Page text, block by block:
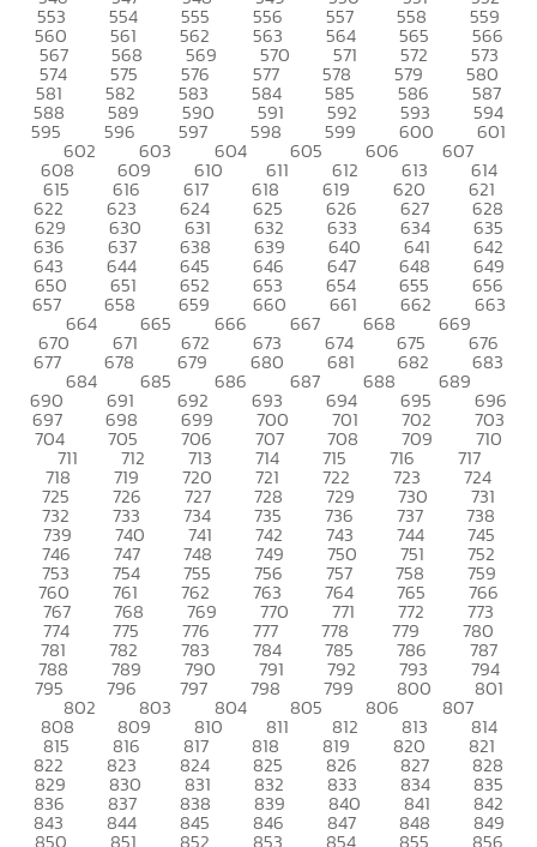
553 554 555 556 557 558 559
560 561 562 563 564 565 566
567 568 569 570 571 572 573
574 575 576 577 578 579 580
581 582 583 584 585 586 587
588 589 590 591 592 593 594
595 596 597 598 599 600 601
602 603 604 605 606 607
608 609 610 611 612 613 614
615 616 617 618 619 620 621
622 623 624 625 626 627 628
629 630 631 632 633 634 635
636 637 638 639 640 641 642
643 644 645 646 647 648 649
650 651 652 653 654 655 656
657 658 659 660 661 662 663
664 665 666 667 668 669
670 671 672 673 674 675 676
677 678 679 680 681 682 683
684 685 686 687 688 689
690 691 692 693 694 695 696
697 698 699 700 701 702 703
704 705 706 707 708 709 710
711 712 713 714 715 716 717
718 719 720 721 722 723 724
725 726 727 728 729 730 731
732 733 734 735 736 737 738
739 740 741 742 743 744 745
746 747 748 749 750 751 752
753 754 755 756 757 758 759
760 761 762 763 764 765 766
767 768 769 770 771 772 773
774 775 776 777 778 779 780
781 782 783 784 785 786 787
788 789 790 791 792 793 794
795 796 797 798 799 800 801
802 803 804 805 806 807
808 809 810 811 812 813 814
815 816 817 818 819 820 821
822 823 824 825 826 827 828
829 830 831 832 833 834 835
836 837 838 839 840 841 842
843 844 845 846 847 848 849
850 851 852 853 854 855 856